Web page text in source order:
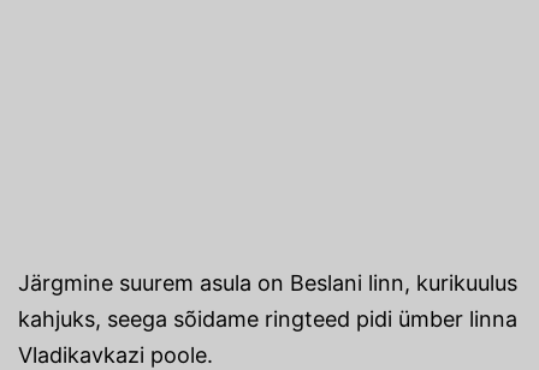
Järgmine suurem asula on Beslani linn, kurikuulus
kahjuks, seega sõidame ringteed pidi ümber linna
Vladikavkazi poole.